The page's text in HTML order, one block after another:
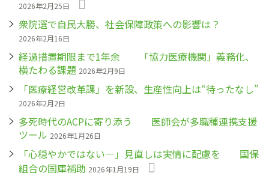
2026年2月25日
衆院選で自民大勝、社会保障政策への影響は？
2026年2月16日
経過措置期限まで1年余 「協力医療機関」義務化、
横たわる課題 2026年2月9日
「医療経営改革課」を新設、生産性向上は“待ったなし”
2026年2月2日
多死時代のACPに寄り添う 医師会が多職種連携支援
ツール 2026年1月26日
「心穏やかではない―」見直しは実情に配慮を 国保
組合の国庫補助 2026年1月19日